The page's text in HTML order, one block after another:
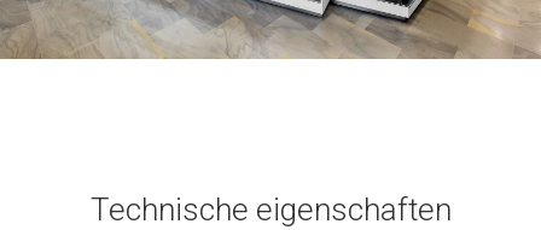
Technische eigenschaften